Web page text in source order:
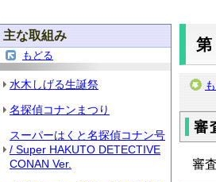
主な取組み
もどる
水木しげる生誕祭
名探偵コナンまつり
スーパーはくと名探偵コナン号
/ Super HAKUTO DETECTIVE
CONAN Ver.
審
審